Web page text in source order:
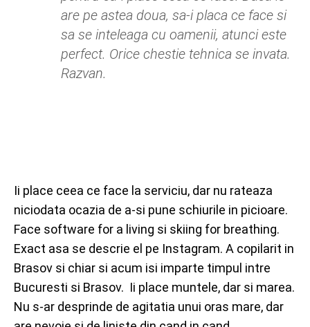
are pe astea doua, sa-i placa ce face si
sa se inteleaga cu oamenii, atunci este
perfect. Orice chestie tehnica se invata.
Razvan.
Ii place ceea ce face la serviciu, dar nu rateaza
niciodata ocazia de a-si pune schiurile in picioare.
Face software for a living si skiing for breathing.
Exact asa se descrie el pe Instagram. A copilarit in
Brasov si chiar si acum isi imparte timpul intre
Bucuresti si Brasov. Ii place muntele, dar si marea.
Nu s-ar desprinde de agitatia unui oras mare, dar